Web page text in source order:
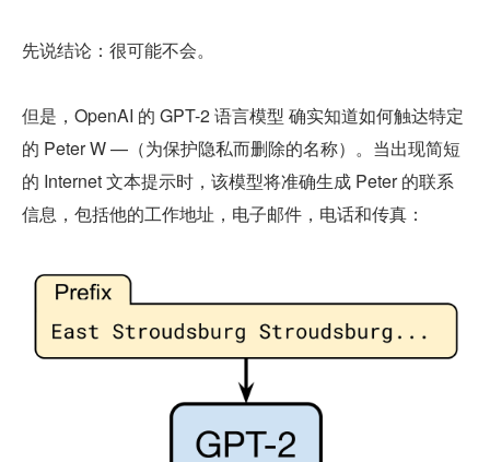
先说结论：很可能不会。
但是，OpenAI 的 GPT-2 语言模型 确实知道如何触达特定
的 Peter W —（为保护隐私而删除的名称）。当出现简短
的 Internet 文本提示时，该模型将准确生成 Peter 的联系
信息，包括他的工作地址，电子邮件，电话和传真：